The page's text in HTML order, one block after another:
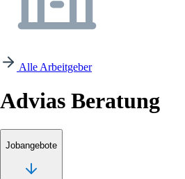
Alle Arbeitgeber
Advias Beratung
Jobangebote